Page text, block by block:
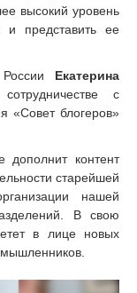
высокий уровень
и представить ее
Екатерина
с
«Совет блогеров»
дополнит контент
старейшей
нашей
В свою
в лице новых